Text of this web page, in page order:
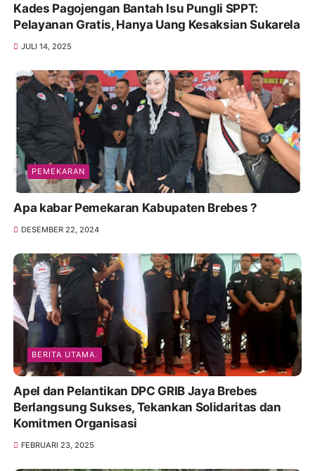
Kades Pagojengan Bantah Isu Pungli SPPT:
Pelayanan Gratis, Hanya Uang Kesaksian Sukarela
JULI 14, 2025
PEMEKARAN
Apa kabar Pemekaran Kabupaten Brebes ?
DESEMBER 22, 2024
BERITA UTAMA.
Apel dan Pelantikan DPC GRIB Jaya Brebes
Berlangsung Sukses, Tekankan Solidaritas dan
Komitmen Organisasi
FEBRUARI 23, 2025